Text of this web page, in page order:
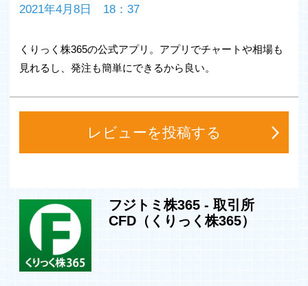
※サービスの利用には口座開設が必要です。
1.レート一覧
2.チャート機能
足｣が選択可能で、各種テクニカル指標を複数利用した分
析も可能です。スマートフォンを横に向ければ横表示にな
るだけでなく、1つの画面に2銘柄のチャートを表示させ
ることが可能です。
2021年4月8日 18：37
くりっく株365の公式アプリ。アプリでチャートや相場も
見れるし、発注も簡単にできるから良い。
レビューを投稿する
フジトミ株365 ‐ 取引所
CFD（くりっく株365）